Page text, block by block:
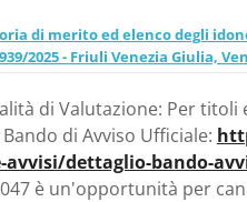
di merito ed elenco degli
2025 - Friuli Venezia Giulia,
di Valutazione: Per
di Avviso Ufficiale:
dettaglio-bando-
è un'opportunità per